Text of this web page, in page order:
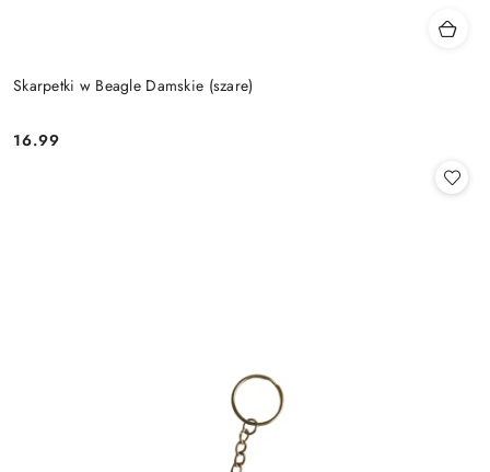
Skarpetki w Beagle Damskie (szare)
Cena:
16.99